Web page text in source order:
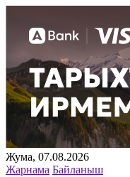
Жума, 07.08.2026
Жарнама Байланыш